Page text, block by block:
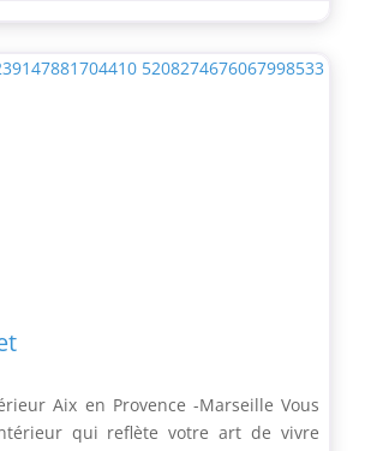
Aix en Provence -Marseille Vous
qui reflète votre art de vivre